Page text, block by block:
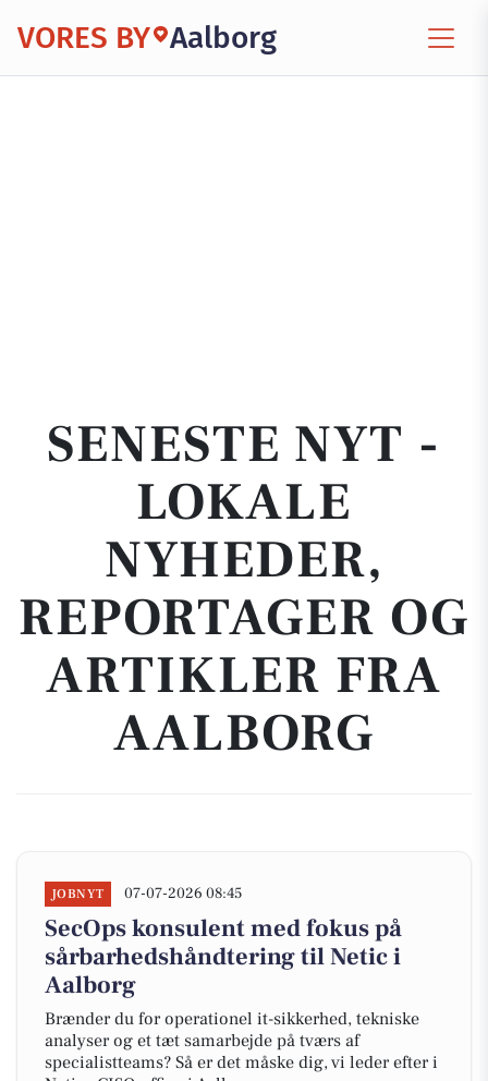
VORES BY Aalborg
SENESTE NYT -
LOKALE
NYHEDER,
REPORTAGER OG
ARTIKLER FRA
AALBORG
JOBNYT 07-07-2026 08:45
SecOps konsulent med fokus på
sårbarhedshåndtering til Netic i
Aalborg
Brænder du for operationel it-sikkerhed, tekniske
analyser og et tæt samarbejde på tværs af
specialistteams? Så er det måske dig, vi leder efter i